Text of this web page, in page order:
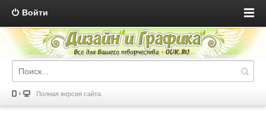
Войти
Полная версия сайта